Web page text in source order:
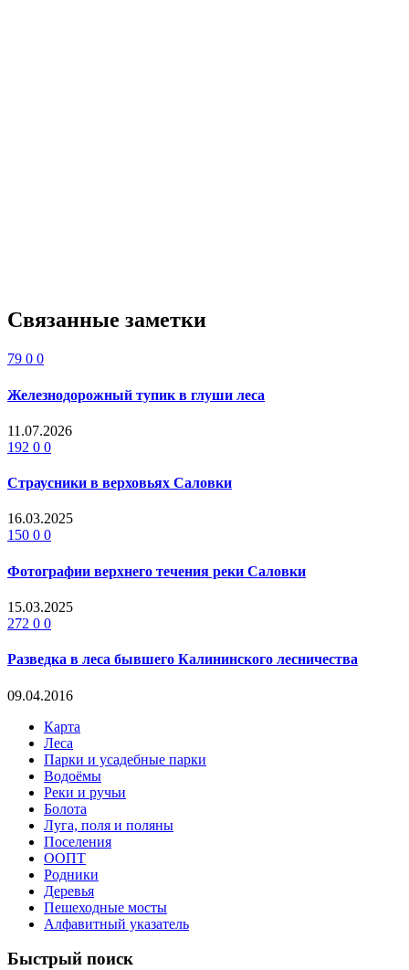
Связанные заметки
79 0 0
Железнодорожный тупик в глуши леса
11.07.2026
192 0 0
Страусники в верховьях Саловки
16.03.2025
150 0 0
Фотографии верхнего течения реки Саловки
15.03.2025
272 0 0
Разведка в леса бывшего Калининского лесничества
09.04.2016
Карта
Леса
Парки и усадебные парки
Водоёмы
Реки и ручьи
Болота
Луга, поля и поляны
Поселения
ООПТ
Родники
Деревья
Пешеходные мосты
Алфавитный указатель
Быстрый поиск